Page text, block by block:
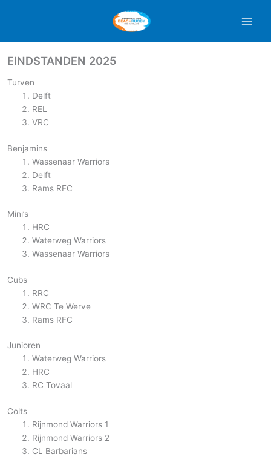
EINDSTANDEN 2025
Turven
Delft
REL
VRC
Benjamins
Wassenaar Warriors
Delft
Rams RFC
Mini’s
HRC
Waterweg Warriors
Wassenaar Warriors
Cubs
RRC
WRC Te Werve
Rams RFC
Junioren
Waterweg Warriors
HRC
RC Tovaal
Colts
Rijnmond Warriors 1
Rijnmond Warriors 2
CL Barbarians